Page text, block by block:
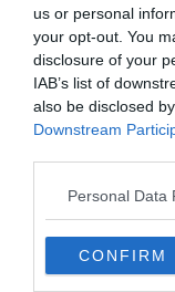
us or personal
your opt-out. You
disclosure of your
IAB’s list of
also be disclosed
Downstream
Personal Data
CONFIRM